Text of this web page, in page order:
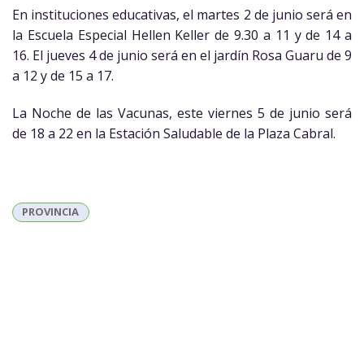
En instituciones educativas, el martes 2 de junio será en
la Escuela Especial Hellen Keller de 9.30 a 11 y de 14 a
16. El jueves 4 de junio será en el jardín Rosa Guaru de 9
a 12 y de 15 a 17.
La Noche de las Vacunas, este viernes 5 de junio será
de 18 a 22 en la Estación Saludable de la Plaza Cabral.
PROVINCIA